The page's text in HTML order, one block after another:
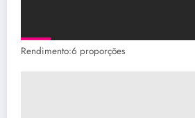
Rendimento:6 proporções